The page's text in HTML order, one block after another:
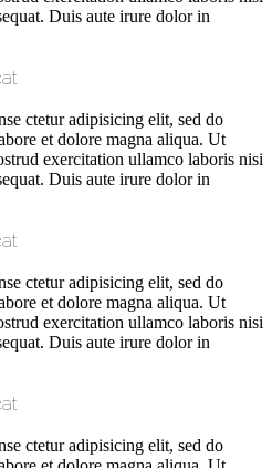
Duis aute irure dolor in
ctetur adipisicing elit, sed do
et dolore magna aliqua. Ut
exercitation ullamco laboris nisi
Duis aute irure dolor in
ctetur adipisicing elit, sed do
et dolore magna aliqua. Ut
exercitation ullamco laboris nisi
Duis aute irure dolor in
ctetur adipisicing elit, sed do